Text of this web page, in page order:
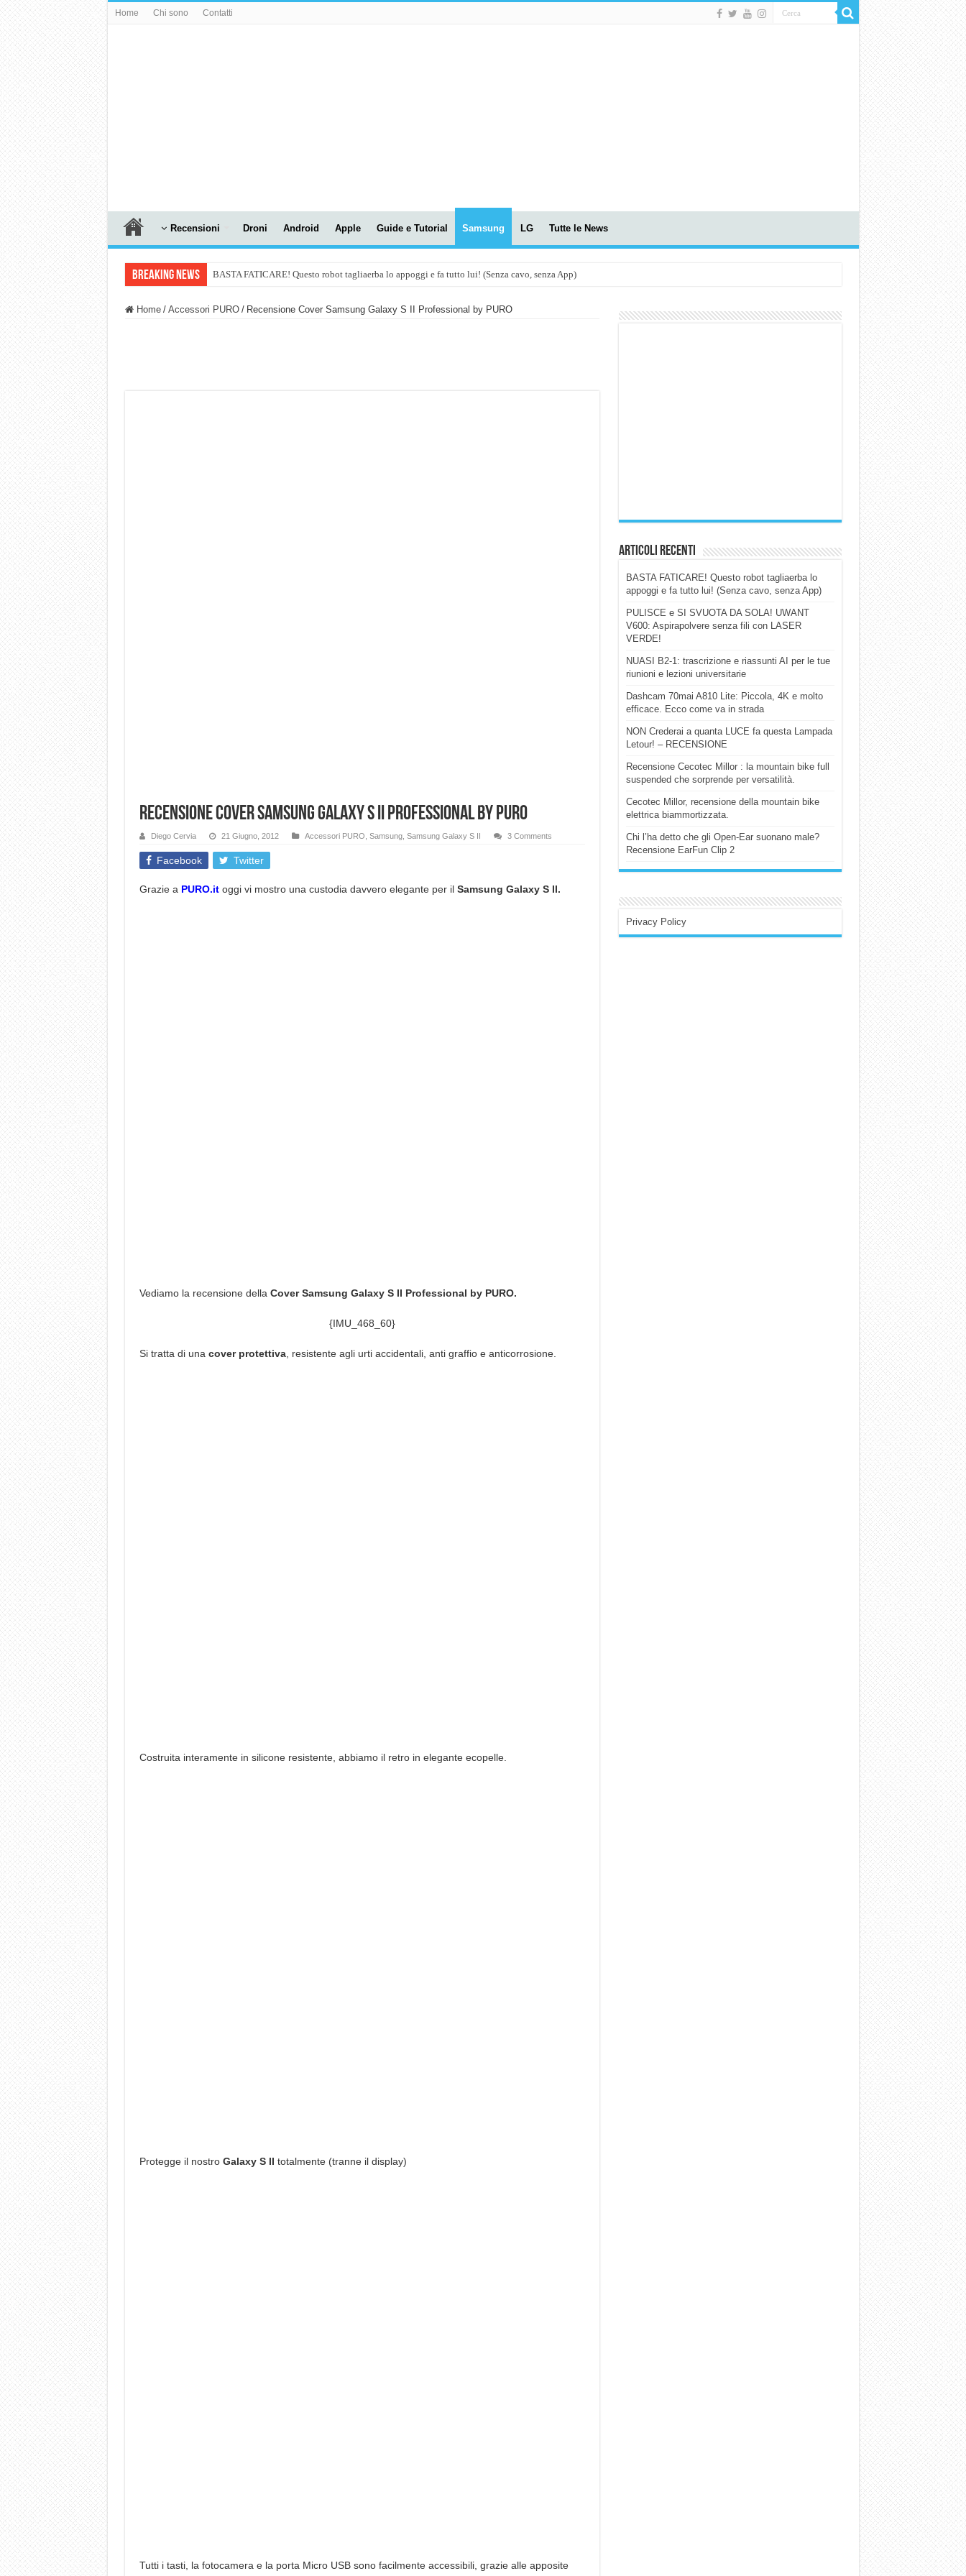
Home Chi sono Contatti
Recensioni Droni Android Apple Guide e Tutorial Samsung LG Tutte le News
Breaking News BASTA FATICARE! Questo robot tagliaerba lo appoggi e fa tutto lui! (Senza cavo, senza App)
Home / Accessori PURO / Recensione Cover Samsung Galaxy S II Professional by PURO
Recensione Cover Samsung Galaxy S II Professional by PURO
Diego Cervia 21 Giugno, 2012 Accessori PURO Samsung, Samsung Galaxy S II 3 Comments
Facebook Twitter
Grazie a PURO.itoggi vi mostro una custodia davvero elegante per il Samsung Galaxy S II.
Vediamo la recensione della Cover Samsung Galaxy S II Professional by PURO.
{IMU_468_60}
Si tratta di una cover protettiva, resistente agli urti accidentali, anti graffio e anticorrosione.
Costruita interamente in silicone resistente, abbiamo il retro in elegante ecopelle.
Protegge il nostro Galaxy S II totalmente (tranne il display)
Tutti i tasti, la fotocamera e la porta Micro USB sono facilmente accessibili, grazie alle apposite
Articoli Recenti
BASTA FATICARE! Questo robot tagliaerba lo
appoggi e fa tutto lui! (Senza cavo, senza App)
PULISCE e SI SVUOTA DA SOLA! UWANT
V600: Aspirapolvere senza fili con LASER
VERDE!
NUASI B2-1: trascrizione e riassunti AI per le tue
riunioni e lezioni universitarie
Dashcam 70mai A810 Lite: Piccola, 4K e molto
efficace. Ecco come va in strada
NON Crederai a quanta LUCE fa questa Lampada
Letour! – RECENSIONE
Recensione Cecotec Millor : la mountain bike full
suspended che sorprende per versatilità.
Cecotec Millor, recensione della mountain bike
elettrica biammortizzata.
Chi l’ha detto che gli Open-Ear suonano male?
Recensione EarFun Clip 2
Privacy Policy